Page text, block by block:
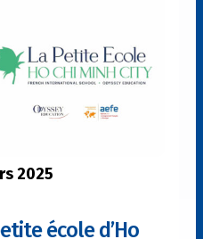
à
l’honneur
au
sein
Français
l’Étranger
2025
école d’Ho